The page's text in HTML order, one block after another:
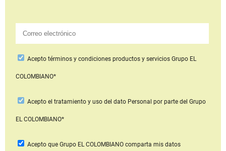
Aceptotérminos y condiciones productos y serviciosGrupo EL
COLOMBIANO*
Acepto el tratamiento y uso del dato Personal por parte del Grupo
EL COLOMBIANO*
Acepto que Grupo EL COLOMBIANOcomparta mis datos